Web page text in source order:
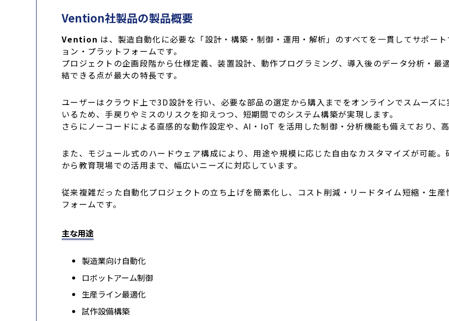
Vention社製品の製品概要
Vention は、製造自動化に必要な「設計・構築・制御・運用・解析」のすべてを一貫してサポー
ョン・プラットフォームです。
プロジェクトの企画段階から仕様定義、装置設計、動作プログラミング、導入後のデータ分析・最
結できる点が最大の特長です。
ユーザーはクラウド上で3D設計を行い、必要な部品の選定から購入までをオンラインでスムーズ
いるため、手戻りやミスのリスクを抑えつつ、短期間でのシステム構築が実現します。
さらにノーコードによる直感的な動作設定や、AI・IoT を活用した制御・分析機能も備えており、
また、モジュール式のハードウェア構成により、用途や規模に応じた自由なカスタマイズが可能
から教育現場での活用まで、幅広いニーズに対応しています。
従来複雑だった自動化プロジェクトの立ち上げを簡素化し、コスト削減・リードタイム短縮・生
フォームです。
主な用途
製造業向け自動化
ロボットアーム制御
生産ライン最適化
試作設備構築